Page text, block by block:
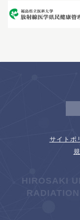
サイトポ
HIROSAKI